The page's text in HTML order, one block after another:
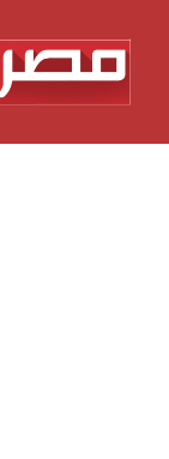
المحتوى